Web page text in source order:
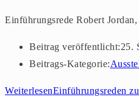
Einführungsrede Robert
Beitrag veröffentlicht:25.
Beitrags-Kategorie:
WeiterlesenEinführungsreden